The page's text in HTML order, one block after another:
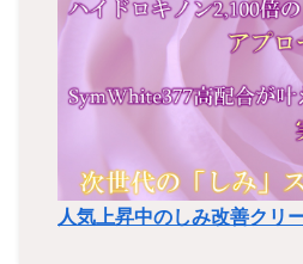
人気上昇中のしみ改善クリ